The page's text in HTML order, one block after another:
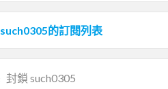
such0305的訂閱列表
封鎖 such0305